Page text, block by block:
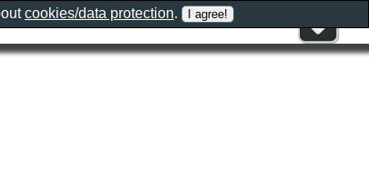
cookies/data protection.